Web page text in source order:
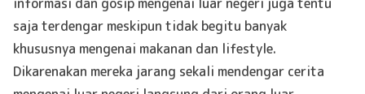
saja terdengar meskipun tidak begitu banyak
khususnya mengenai makanan dan lifestyle.
Dikarenakan mereka jarang sekali mendengar cerita